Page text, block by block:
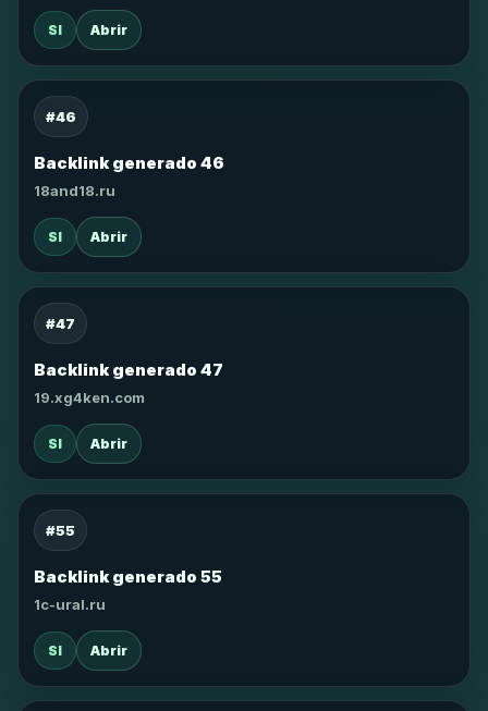
SI Abrir
#46
Backlink generado 46
18and18.ru
SI Abrir
#47
Backlink generado 47
19.xg4ken.com
SI Abrir
#55
Backlink generado 55
1c-ural.ru
SI Abrir